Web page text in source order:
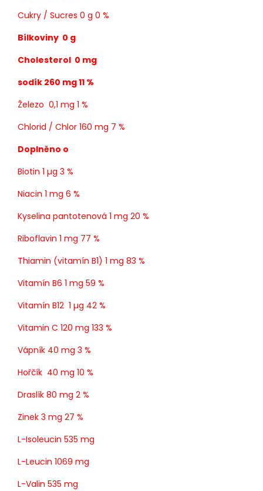
Cukry / Sucres 0 g 0 %
Bílkoviny 0 g
Cholesterol 0 mg
sodík 260 mg 11 %
Železo 0,1 mg 1 %
Chlorid / Chlor 160 mg 7 %
Doplněno o
Biotin 1 µg 3 %
Niacin 1 mg 6 %
Kyselina pantotenová 1 mg 20 %
Riboflavin 1 mg 77 %
Thiamin (vitamín B1) 1 mg 83 %
Vitamín B6 1 mg 59 %
Vitamín B12 1 µg 42 %
Vitamin C 120 mg 133 %
Vápník 40 mg 3 %
Hořčík 40 mg 10 %
Draslík 80 mg 2 %
Zinek 3 mg 27 %
L-Isoleucin 535 mg
L-Leucin 1069 mg
L-Valin 535 mg